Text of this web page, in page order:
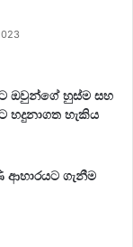
ඔවුන්ගේ හුස්ම සහ
හදුනාගත හැකිය
ආහාරයට ගැනීම